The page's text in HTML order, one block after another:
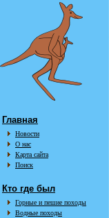
Главная
Новости
О нас
Карта сайта
Поиск
Кто где был
Горные и пешие походы
Водные походы